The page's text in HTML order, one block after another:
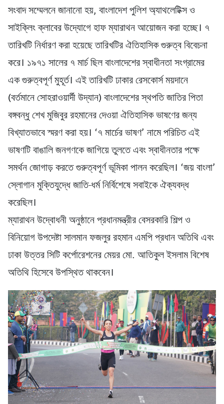
সংবাদ সম্মেলনে জানানো হয়, বাংলাদেশ পুলিশ অ্যাথলেটিক্স ও
সাইক্লিং ক্লাবের উদ্যোগে হাফ ম্যারাথন আয়োজন করা হচ্ছে। ৭
তারিখটি নির্ধারণ করা হয়েছে তারিখটির ঐতিহাসিক গুরুত্ব বিবেচনা
করে। ১৯৭১ সালের ৭ মার্চ ছিল বাংলাদেশের স্বাধীনতা সংগ্রামের
এক গুরুত্বপূর্ণ মুহূর্ত। এই তারিখটি ঢাকার রেসকোর্স ময়দানে
(বর্তমানে সোহরাওয়ার্দী উদ্যান) বাংলাদেশের স্থপতি জাতির পিতা
বঙ্গবন্ধু শেখ মুজিবুর রহমানের দেওয়া ঐতিহাসিক ভাষণের জন্য
বিখ্যাতভাবে স্মরণ করা হয়। ‘৭ মার্চের ভাষণ’ নামে পরিচিত এই
ভাষণটি বাঙালি জনগণকে জাগিয়ে তুলতে এবং স্বাধীনতার পক্ষে
সমর্থন জোগাড় করতে গুরুত্বপূর্ণ ভূমিকা পালন করেছিল। ‘জয় বাংলা’
স্লোগান মুক্তিযুদ্ধে জাতি-ধর্ম নির্বিশেষে সবাইকে ঐক্যবদ্ধ
করেছিল।
ম্যারাথন উদ্বোধনী অনুষ্ঠানে প্রধানমন্ত্রীর বেসরকারি শিল্প ও
বিনিয়োগ উপদেষ্টা সালমান ফজলুর রহমান এমপি প্রধান অতিথি এবং
ঢাকা উত্তর সিটি কর্পোরেশনের মেয়র মো. আতিকুল ইসলাম বিশেষ
অতিথি হিসেবে উপস্থিত থাকবেন।